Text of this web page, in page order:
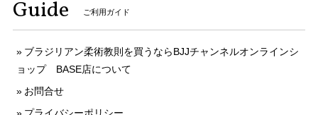
Guide ご利用ガイド
ブラジリアン柔術教則を買うならBJJチャンネルオンラインシ
ョップ BASE店について
お問合せ